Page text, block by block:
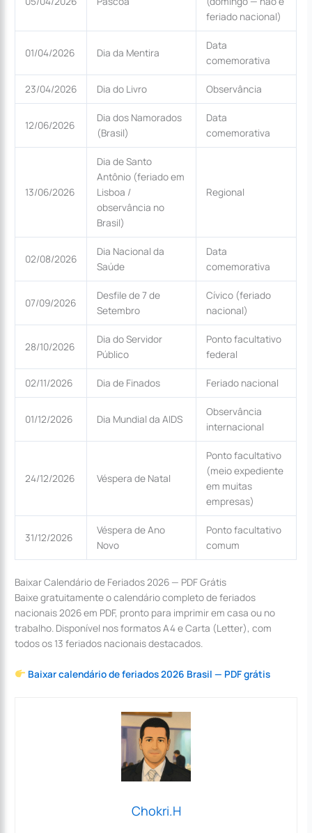
feriado nacional)
01/04/2026 Dia da Mentira
Data
comemorativa
23/04/2026 Dia do Livro Observância
12/06/2026
Dia dos Namorados
(Brasil)
Data
comemorativa
13/06/2026
Dia de Santo
Antônio (feriado em
Lisboa /
observância no
Brasil)
Regional
02/08/2026
Dia Nacional da
Saúde
Data
comemorativa
07/09/2026
Desfile de 7 de
Setembro
Cívico (feriado
nacional)
28/10/2026
Dia do Servidor
Público
Ponto facultativo
federal
02/11/2026 Dia de Finados Feriado nacional
01/12/2026 Dia Mundial da AIDS
Observância
internacional
24/12/2026 Véspera de Natal
Ponto facultativo
(meio expediente
em muitas
empresas)
31/12/2026
Véspera de Ano
Novo
Ponto facultativo
comum
Baixar Calendário de Feriados 2026 — PDF Grátis
Baixe gratuitamente o calendário completo de feriados
nacionais 2026 em PDF, pronto para imprimir em casa ou no
trabalho. Disponível nos formatos A4 e Carta (Letter), com
todos os 13 feriados nacionais destacados.
Baixar calendário de feriados 2026 Brasil — PDF grátis
Chokri.H